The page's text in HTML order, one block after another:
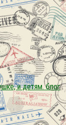
и детям. блог